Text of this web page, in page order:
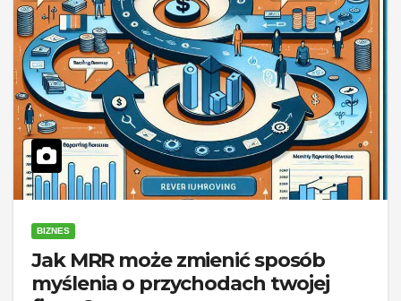
BIZNES
Jak MRR może zmienić sposób
myślenia o przychodach twojej